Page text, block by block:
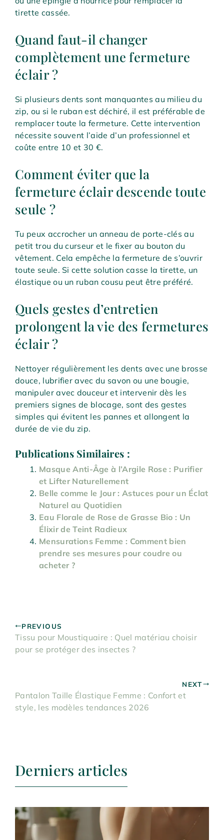
tirette cassée.
Quand faut-il changer
complètement une fermeture
éclair ?
Si plusieurs dents sont manquantes au milieu du
zip, ou si le ruban est déchiré, il est préférable de
remplacer toute la fermeture. Cette intervention
nécessite souvent l’aide d’un professionnel et
coûte entre 10 et 30 €.
Comment éviter que la
fermeture éclair descende toute
seule ?
Tu peux accrocher un anneau de porte-clés au
petit trou du curseur et le fixer au bouton du
vêtement. Cela empêche la fermeture de s’ouvrir
toute seule. Si cette solution casse la tirette, un
élastique ou un ruban cousu peut être préféré.
Quels gestes d’entretien
prolongent la vie des fermetures
éclair ?
Nettoyer régulièrement les dents avec une brosse
douce, lubrifier avec du savon ou une bougie,
manipuler avec douceur et intervenir dès les
premiers signes de blocage, sont des gestes
simples qui évitent les pannes et allongent la
durée de vie du zip.
Publications Similaires :
Masque Anti-Âge à l’Argile Rose : Purifier
et Lifter Naturellement
Belle comme le Jour : Astuces pour un Éclat
Naturel au Quotidien
Eau Florale de Rose de Grasse Bio : Un
Élixir de Teint Radieux
Mensurations Femme : Comment bien
prendre ses mesures pour coudre ou
acheter ?
PREVIOUS
Tissu pour Moustiquaire : Quel matériau choisir
pour se protéger des insectes ?
NEXT
Pantalon Taille Élastique Femme : Confort et
style, les modèles tendances 2026
Derniers articles